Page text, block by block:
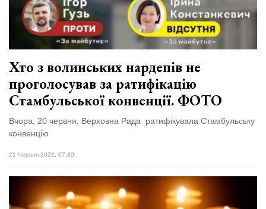
залишив у
Луцьку
три...
27 Липня 2026
782 переглядів
Персона
Лайф
Афіша
Політика конфіденційності
Хто з волинських нардепів не
проголосував за ратифікацію
Стамбульської конвенції. ФОТО
Вчора, 20 червня, Верховна Рада ратифікувала Стамбульську
конвенцію
21 Червня 2022, 07:30